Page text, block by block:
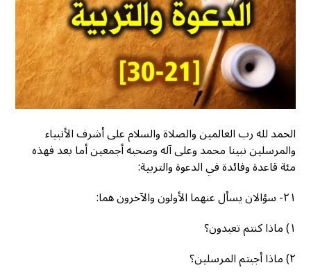
الحمد لله رب العالمين والصلاة والسلام على أشرف الأنبياء
والمرسلين نبينا محمد وعلى آله وصحبه أجمعين أما بعد فهذه
مئة قاعدة وفائدة في الدعوة والتربية:
٢١- سؤالان يسأل عنهما الأولون والآخرون هما:
١) ماذا كنتم تعبدون؟
٢) ماذا أجبتم المرسلين؟